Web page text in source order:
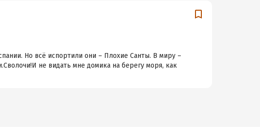
Но всё испортили они – Плохие Санты. В миру –
не видать мне домика на берегу моря, как